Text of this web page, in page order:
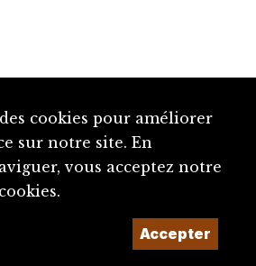
cookies pour améliorer
sur notre site. En
vous acceptez notre
Accepter